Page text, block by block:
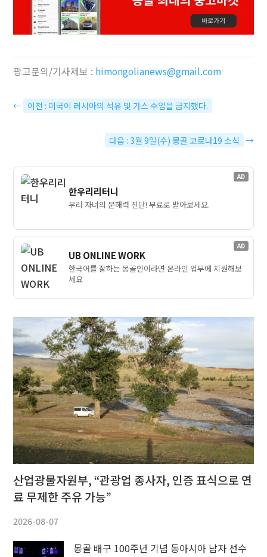
광고문의/기사제보 : himongolianews@gmail.com
← 이전 : 미국이 러시아의 석유 및 가스 수입을 금지했다.
다음 : 3월 9일(수) 몽골 코로나19 소식 →
AD
한우리리터니
우리 자녀의 문해력 진단! 무료로 받아보세요.
AD
UB ONLINE WORK
한국어를 잘하는 몽골인이라면 온라인 업무에 지원해보
세요
산업광물자원부, “관광업 종사자, 인증 표식으로 연
료 무제한 주유 가능”
2026-08-07
몽골 배구 100주년 기념 동아시아 남자 선수